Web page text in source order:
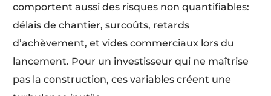
comportent aussi des risques non quantifiables:
délais de chantier, surcoûts, retards
d’achèvement, et vides commerciaux lors du
lancement. Pour un investisseur qui ne maîtrise
pas la construction, ces variables créent une